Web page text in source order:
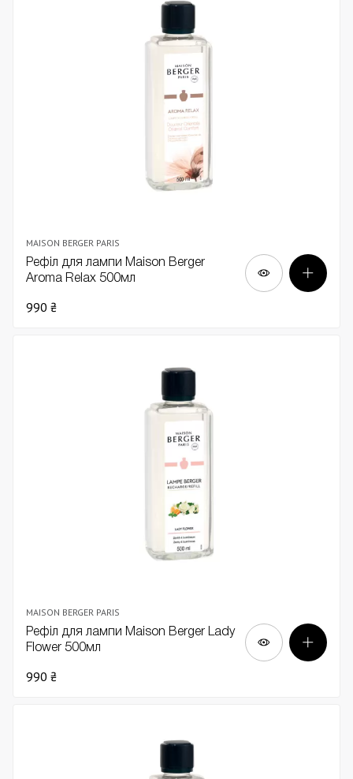
MAISON BERGER PARIS
Рефіл для лампи Maison Berger
Aroma Relax 500мл
990 ₴
MAISON BERGER PARIS
Рефіл для лампи Maison Berger Lady
Flower 500мл
990 ₴